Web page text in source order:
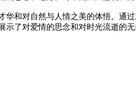
和对自然与人情之美的体悟。通
了对爱情的思念和对时光流逝的